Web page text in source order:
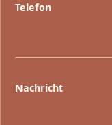
Telefon
Nachricht